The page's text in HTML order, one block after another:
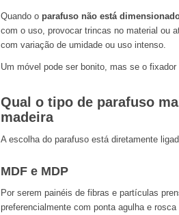
Quando o parafuso não está
com o uso, provocar trincas no material ou
com variação de umidade ou uso intenso.
Um móvel pode ser bonito, mas se o
Qual o tipo de parafuso
madeira
A escolha do parafuso está diretamente
MDF e MDP
Por serem painéis de fibras e partículas
preferencialmente com ponta agulha e